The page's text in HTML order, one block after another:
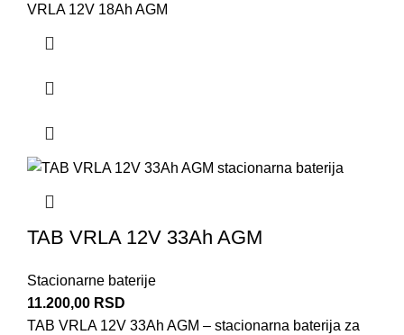
VRLA 12V 18Ah AGM
TAB VRLA 12V 33Ah AGM
Stacionarne baterije
11.200,00 RSD
TAB VRLA 12V 33Ah AGM – stacionarna baterija za